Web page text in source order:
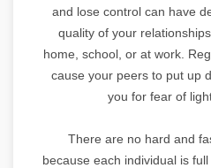
and lose control can have
quality of your
home, school, or at work.
cause your peers to put up
you for fear of
There are no hard and
because each individual is